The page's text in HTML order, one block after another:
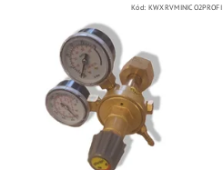
Kód: KWXRVMINICO2PROFI